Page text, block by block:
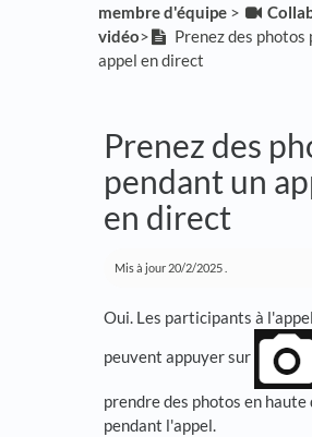
membre d'équipe​ > ​
vidéo​>​
Prenez des photos
appel en direct
Prenez des
pendant un
en direct
Mis à jour 20/2/2025
Oui. Les participants à
peuvent appuyer sur
prendre des photos en
pendant l'appel.